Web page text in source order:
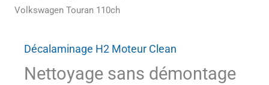
Volkswagen Touran 110ch
Décalaminage H2 Moteur Clean
Nettoyage sans démontage